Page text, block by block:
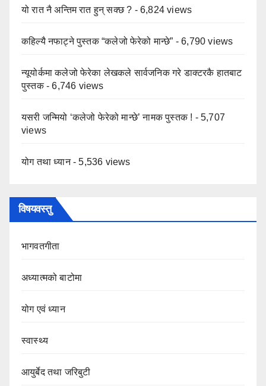
यो रात नै अन्तिम रात हुन् सक्छ ? - 6,824 views
कहिल्यै नफाट्ने पुस्तक “कलेजो फेरेको मान्छे” - 6,790 views
न्यूयोर्कमा कलेजो फेरेका लेखकले सार्वजनिक गरे डाक्टरकै हातबाट
पुस्तक- 6,746 views
यसरी जन्मियो ‘कलेजो फेरेको मान्छे’ नामक पुस्तक ! - 5,707
views
योग तथा ध्यान- 5,536 views
विषयवस्तु
भागवतगीता
अध्यात्मको बाटोमा
योग एवं ध्यान
स्वास्थ्य
आयुर्बेद तथा जरिबुटी